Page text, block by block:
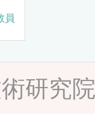
員
研究